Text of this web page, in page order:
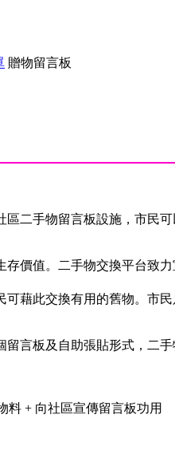
贈物留言板
二手物留言板設施，市民
價值。二手物交換平台致
藉此交換有用的舊物。市
言板及自助張貼形式，二
料 + 向社區宣傳留言板功用